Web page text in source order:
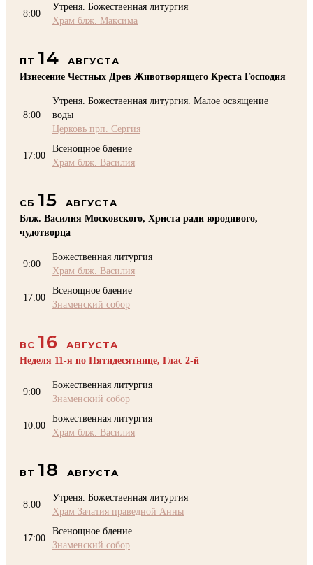
8:00
Утреня. Божественная литургия
Храм блж. Максима
ПТ 14
АВГУСТА
Изнесение Честных Древ Животворящего Креста Господня
8:00
Утреня. Божественная литургия. Малое освящение
воды
Церковь прп. Сергия
17:00
Всенощное бдение
Храм блж. Василия
СБ 15
АВГУСТА
Блж. Василия Московского, Христа ради юродивого,
чудотворца
9:00
Божественная литургия
Храм блж. Василия
17:00
Всенощное бдение
Знаменский собор
ВС 16
АВГУСТА
Неделя 11-я по Пятидесятнице, Глас 2-й
9:00
Божественная литургия
Знаменский собор
10:00
Божественная литургия
Храм блж. Василия
ВТ 18 АВГУСТА
8:00
Утреня. Божественная литургия
Храм Зачатия праведной Анны
17:00
Всенощное бдение
Знаменский собор